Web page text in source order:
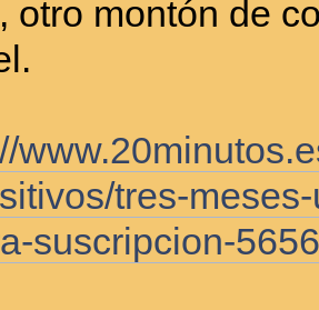
otro montón de
tres-
suscripcion-